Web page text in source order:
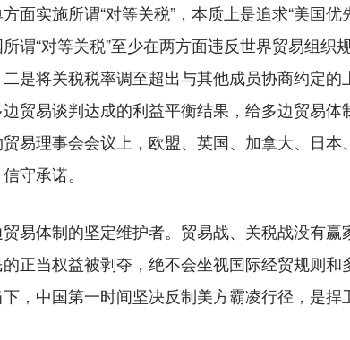
实施所谓“对等关税”，本质上是追求“美国优
谓“对等关税”至少在两方面违反世界贸易组织
是将关税税率调至超出与其他成员协商约定
贸易谈判达成的利益平衡结果，给多边贸易
易理事会会议上，欧盟、英国、加拿大、日
守承诺。
体制的坚定维护者。贸易战、关税战没有赢
正当权益被剥夺，绝不会坐视国际经贸规则
，中国第一时间坚决反制美方霸凌行径，是